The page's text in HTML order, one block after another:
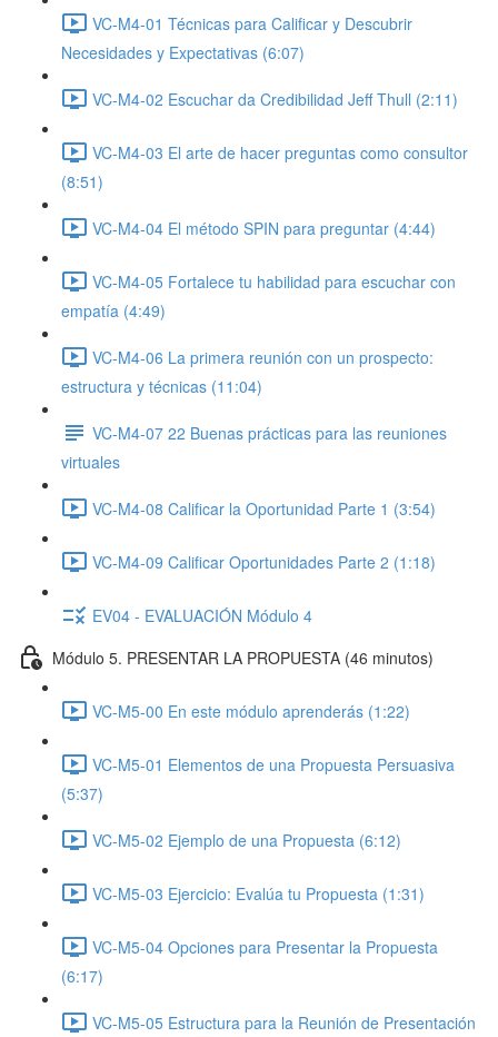
VC-M4-01 Técnicas para Calificar y Descubrir
Necesidades y Expectativas (6:07)
VC-M4-02 Escuchar da Credibilidad Jeff Thull (2:11)
VC-M4-03 El arte de hacer preguntas como consultor
(8:51)
VC-M4-04 El método SPIN para preguntar (4:44)
VC-M4-05 Fortalece tu habilidad para escuchar con
empatía (4:49)
VC-M4-06 La primera reunión con un prospecto:
estructura y técnicas (11:04)
VC-M4-07 22 Buenas prácticas para las reuniones
virtuales
VC-M4-08 Calificar la Oportunidad Parte 1 (3:54)
VC-M4-09 Calificar Oportunidades Parte 2 (1:18)
EV04 - EVALUACIÓN Módulo 4
Módulo 5. PRESENTAR LA PROPUESTA (46 minutos)
VC-M5-00 En este módulo aprenderás (1:22)
VC-M5-01 Elementos de una Propuesta Persuasiva
(5:37)
VC-M5-02 Ejemplo de una Propuesta (6:12)
VC-M5-03 Ejercicio: Evalúa tu Propuesta (1:31)
VC-M5-04 Opciones para Presentar la Propuesta
(6:17)
VC-M5-05 Estructura para la Reunión de Presentación